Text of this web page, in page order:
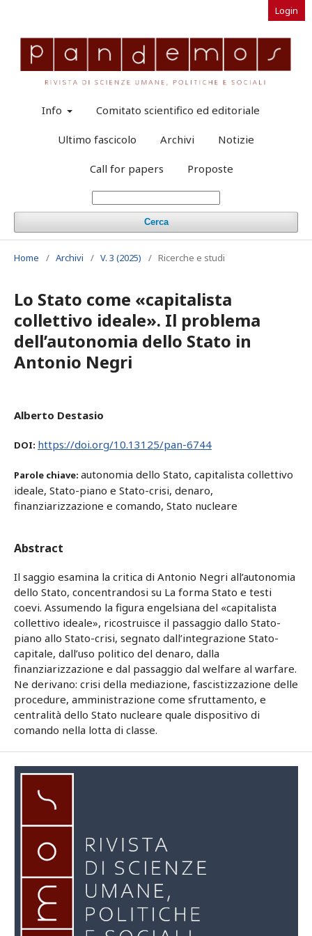
Info Comitato scientifico ed editoriale
Ultimo fascicolo Archivi Notizie
Call for papers Proposte
Cerca
Login
Home / Archivi / V. 3 (2025) / Ricerche e studi
Lo Stato come «capitalista
collettivo ideale». Il problema
dell’autonomia dello Stato in
Antonio Negri
Alberto Destasio
DOI: https://doi.org/10.13125/pan-6744
Parole chiave: autonomia dello Stato, capitalista collettivo
ideale, Stato-piano e Stato-crisi, denaro,
finanziarizzazione e comando, Stato nucleare
Abstract
Il saggio esamina la critica di Antonio Negri all’autonomia
dello Stato, concentrandosi su La forma Stato e testi
coevi. Assumendo la figura engelsiana del «capitalista
collettivo ideale», ricostruisce il passaggio dallo Stato-
piano allo Stato-crisi, segnato dall’integrazione Stato-
capitale, dall’uso politico del denaro, dalla
finanziarizzazione e dal passaggio dal welfare al warfare.
Ne derivano: crisi della mediazione, fascistizzazione delle
procedure, amministrazione come sfruttamento, e
centralità dello Stato nucleare quale dispositivo di
comando nella lotta di classe.